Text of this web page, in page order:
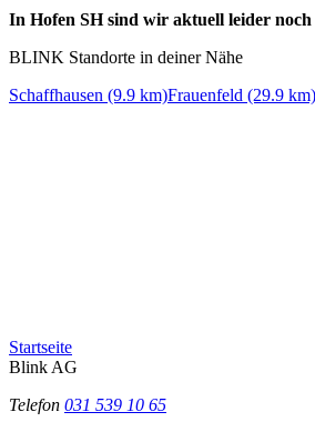
In Hofen SH sind wir aktuell leider
BLINK Standorte in deiner Nähe
Schaffhausen (9.9 km)Frauenfeld (29.9 km)
Startseite
Blink AG
Telefon 031 539 10 65